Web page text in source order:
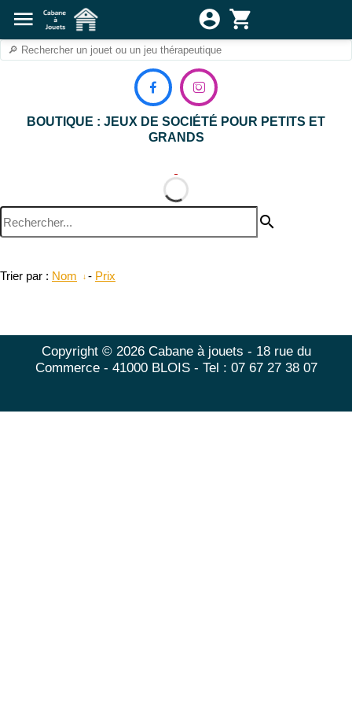
 
BOUTIQUE : JEUX DE SOCIÉTÉ POUR PETITS ET
GRANDS
search
Trier par : Nom - Prix
Copyright © 2026 Cabane à jouets - 18 rue du
Commerce - 41000 BLOIS - Tel : 07 67 27 38 07
menu account_circle shopping_cart